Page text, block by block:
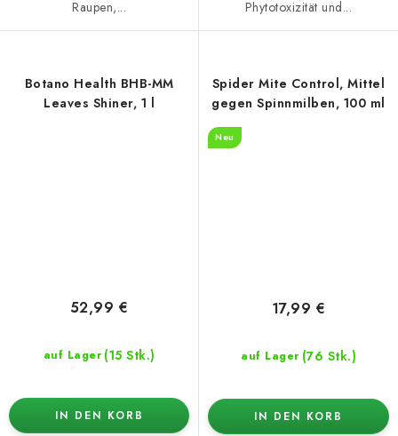
Raupen,...
Phytotoxizität und...
Botano Health BHB-MM
Leaves Shiner, 1 l
auf Lager (15 Stk.)
52,99 €
IN DEN KORB
Spider Mite Control, Mittel
gegen Spinnmilben, 100 ml
Neu
auf Lager (76 Stk.)
17,99 €
IN DEN KORB